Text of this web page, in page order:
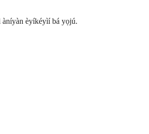
àníyàn èyíkéyìí bá yọjú.